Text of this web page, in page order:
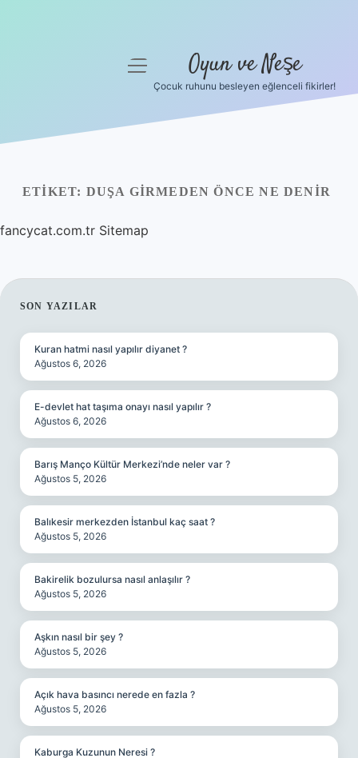
Yasal Uyarı
Hakkımızda
menüyü
Oyun ve Neşe
Çocuk ruhunu besleyen eğlenceli fikirler!
ETIKET: DUŞA GIRMEDEN ÖNCE NE DENIR
fancycat.com.tr Sitemap
SIDEBAR
SON YAZILAR
Kuran hatmi nasıl yapılır diyanet ?
Ağustos 6, 2026
E-devlet hat taşıma onayı nasıl yapılır ?
Ağustos 6, 2026
Barış Manço Kültür Merkezi’nde neler var ?
Ağustos 5, 2026
Balıkesir merkezden İstanbul kaç saat ?
Ağustos 5, 2026
Bakirelik bozulursa nasıl anlaşılır ?
Ağustos 5, 2026
Aşkın nasıl bir şey ?
Ağustos 5, 2026
Açık hava basıncı nerede en fazla ?
Ağustos 5, 2026
Kaburga Kuzunun Neresi ?